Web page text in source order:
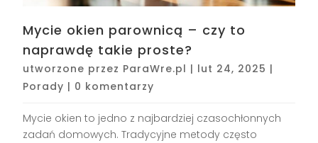
Mycie okien parownicą – czy to
naprawdę takie proste?
utworzone przez ParaWre.pl | lut 24, 2025 |
Porady | 0 komentarzy
Mycie okien to jedno z najbardziej czasochłonnych
zadań domowych. Tradycyjne metody często